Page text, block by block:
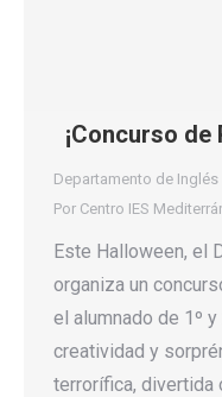
¡Concurso
Departamento de Inglés
Por Centro IES
Este Halloween, el
organiza un
el alumnado de 1º y
creatividad y
terrorífica, divertida